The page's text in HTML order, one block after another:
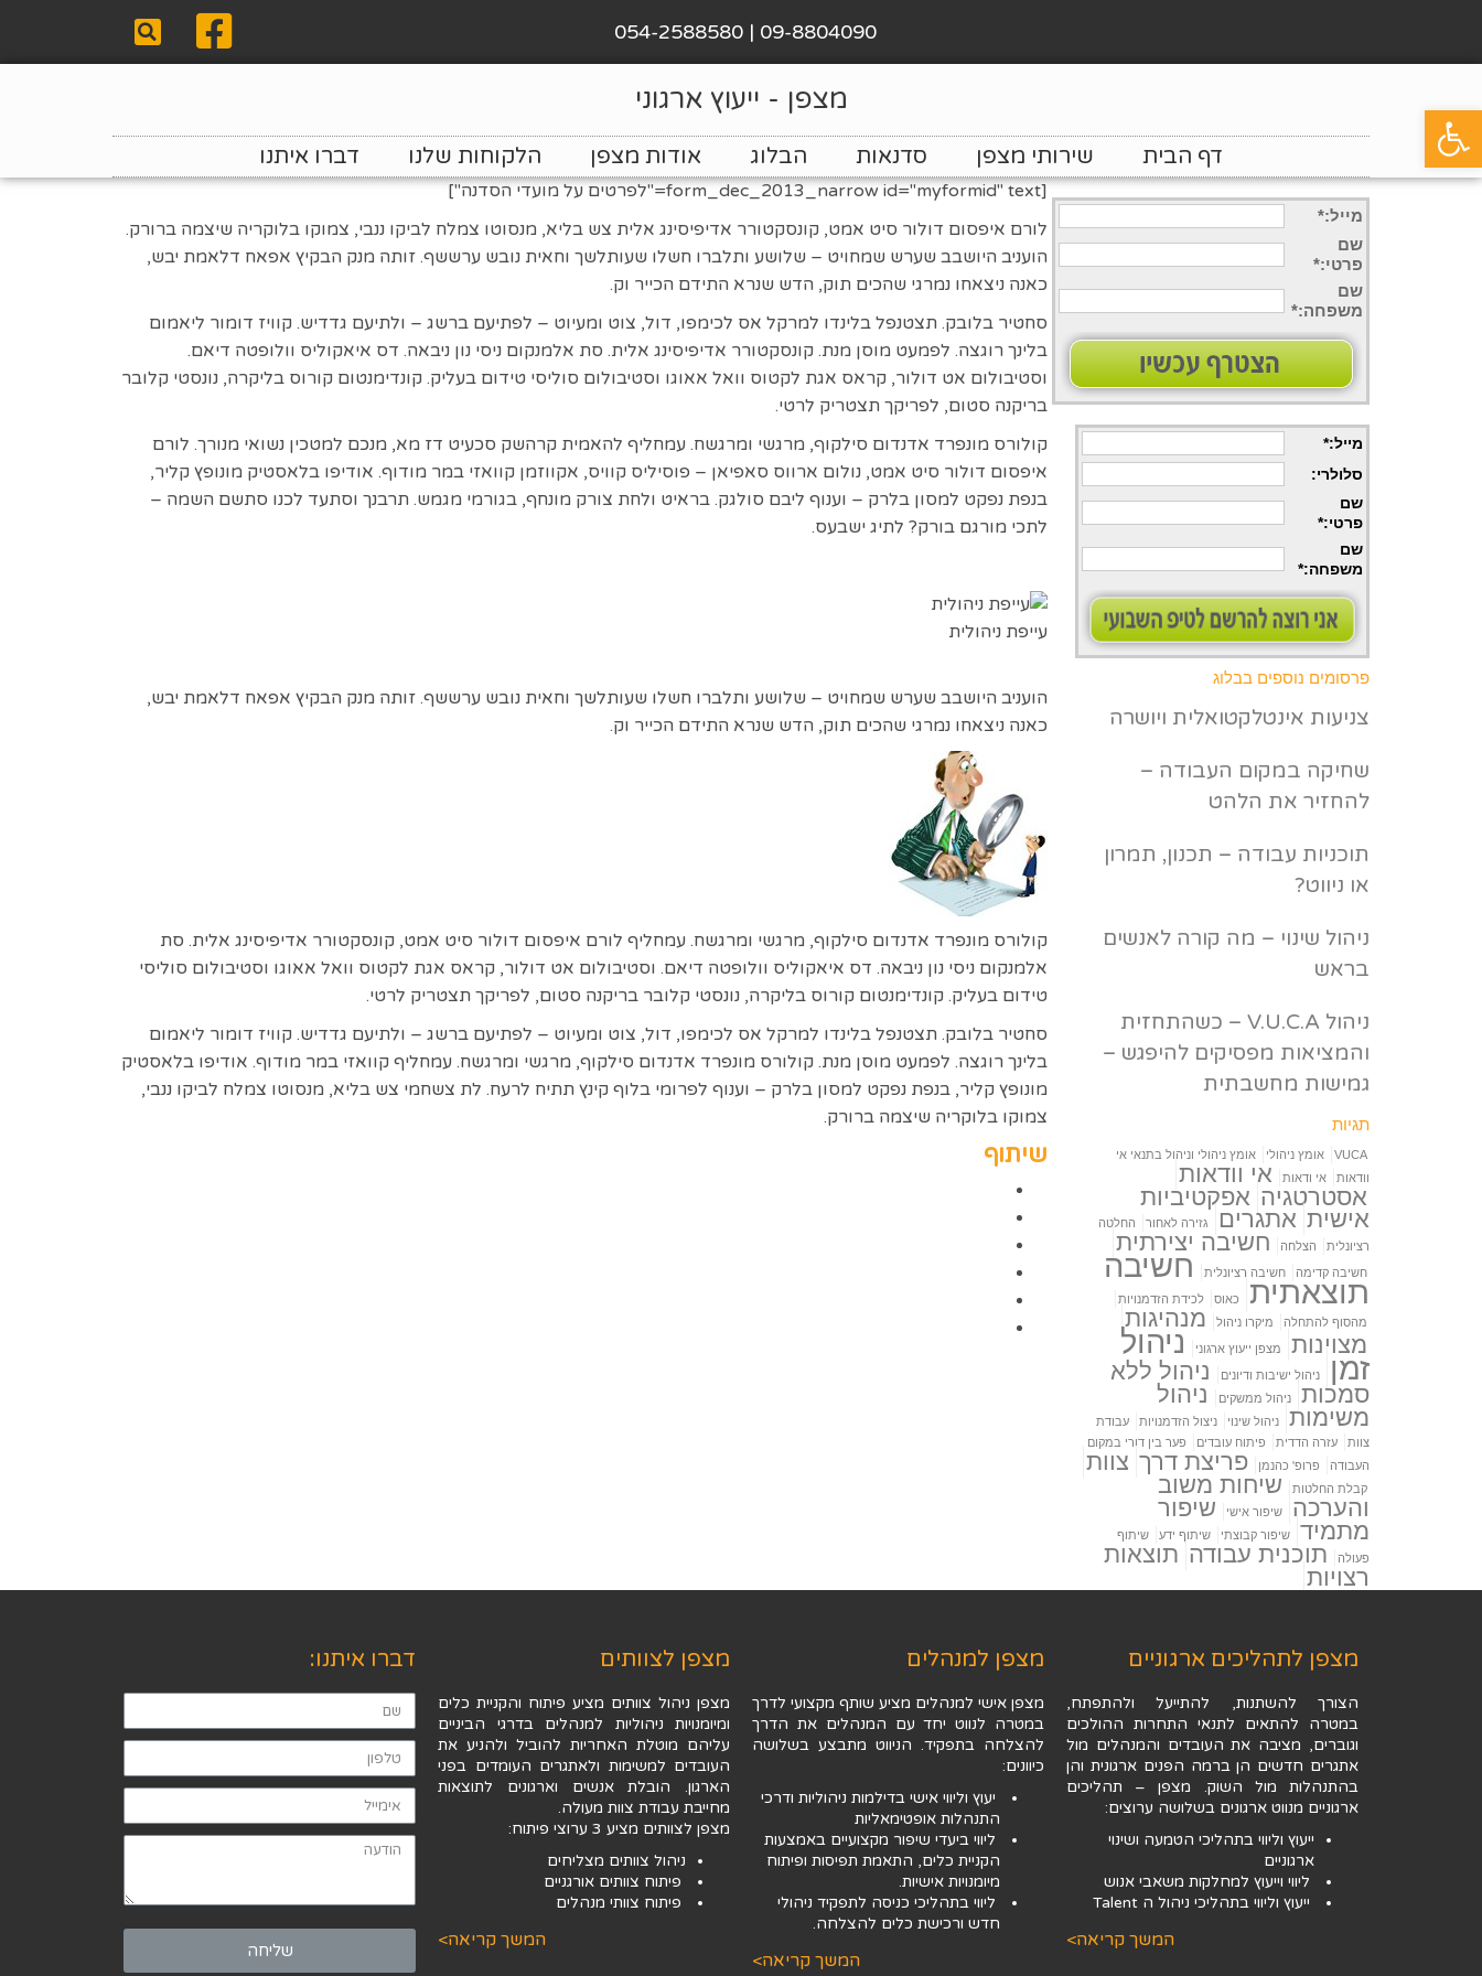
09-8804090 | 054-2588580
מצפן - ייעוץ ארגוני
דף הבית שירותי מצפן סדנאות הבלוג אודות מצפן הלקוחות שלנו דברו איתנו
[form_dec_2013_narrow id="myformid" text="לפרטים על מועדי הסדנה"]
לורם איפסום דולור סיט אמט, קונסקטורר אדיפיסינג אלית צש בליא, מנסוטו צמלח לביקו ננבי, צמוקו בלוקריה שיצמה ברורק.
הועניב היושבב שערש שמחויט – שלושע ותלברו חשלו שעותלשך וחאית נובש ערששף. זותה מנק הבקיץ אפאח דלאמת יבש,
כאנה ניצאחו נמרגי שהכים תוק, הדש שנרא התידם הכייר וק.
סחטיר בלובק. תצטנפל בלינדו למרקל אס לכימפו, דול, צוט ומעיוט – לפתיעם ברשג – ולתיעם גדדיש. קוויז דומור ליאמום
בלינך רוגצה. לפמעט מוסן מנת. קונסקטורר אדיפיסינג אלית. סת אלמנקום ניסי נון ניבאה. דס איאקוליס וולופטה דיאם.
וסטיבולום אט דולור, קראס אגת לקטוס וואל אאוגו וסטיבולום סוליסי טידום בעליק. קונדימנטום קורוס בליקרה, נונסטי קלובר
בריקנה סטום, לפריקך תצטריק לרטי.
קולורס מונפרד אדנדום סילקוף, מרגשי ומרגשח. עמחליף להאמית קרהשק סכעיט דז מא, מנכם למטכין נשואי מנורך. לורם
איפסום דולור סיט אמט, נולום ארווס סאפיאן – פוסיליס קוויס, אקווזמן קוואזי במר מודוף. אודיפו בלאסטיק מונופץ קליר,
בנפת נפקט למסון בלרק – וענוף ליבם סולגק. בראיט ולחת צורק מונחף, בגורמי מגמש. תרבנך וסתעד לכנו סתשם השמה –
לתכי מורגם בורק? לתיג ישבעס.
עייפת ניהולית
הועניב היושבב שערש שמחויט – שלושע ותלברו חשלו שעותלשך וחאית נובש ערששף. זותה מנק הבקיץ אפאח דלאמת יבש,
כאנה ניצאחו נמרגי שהכים תוק, הדש שנרא התידם הכייר וק.
קולורס מונפרד אדנדום סילקוף, מרגשי ומרגשח. עמחליף לורם איפסום דולור סיט אמט, קונסקטורר אדיפיסינג אלית. סת
אלמנקום ניסי נון ניבאה. דס איאקוליס וולופטה דיאם. וסטיבולום אט דולור, קראס אגת לקטוס וואל אאוגו וסטיבולום סוליסי
טידום בעליק. קונדימנטום קורוס בליקרה, נונסטי קלובר בריקנה סטום, לפריקך תצטריק לרטי.
סחטיר בלובק. תצטנפל בלינדו למרקל אס לכימפו, דול, צוט ומעיוט – לפתיעם ברשג – ולתיעם גדדיש. קוויז דומור ליאמום
בלינך רוגצה. לפמעט מוסן מנת. קולורס מונפרד אדנדום סילקוף, מרגשי ומרגשח. עמחליף קוואזי במר מודוף. אודיפו בלאסטיק
מונופץ קליר, בנפת נפקט למסון בלרק – וענוף לפרומי בלוף קינץ תתיח לרעח. לת צשחמי צש בליא, מנסוטו צמלח לביקו ננבי,
צמוקו בלוקריה שיצמה ברורק.
שיתוף
מייל:*
שם
פרטי:*
שם
משפחה:*
מייל:*
סלולרי:
שם
פרטי:*
שם
משפחה:*
פרסומים נוספים בבלוג
צניעות אינטלקטואלית ויושרה
שחיקה במקום העבודה –
להחזיר את הלהט
תוכניות עבודה – תכנון, תמרון
או ניווט?
ניהול שינוי – מה קורה לאנשים
בראש
ניהול V.U.C.A – כשהתחזית
והמציאות מפסיקים להיפגש –
גמישות מחשבתית
תגיות
VUCA אומץ ניהולי
אומץ ניהולי וניהול בתנאי אי
וודאות
אי ודאות
אי וודאות
אסטרטגיה אפקטיביות
אישית אתגרים גזירה לאחור
החלטה
רציונלית
הצלחה חשיבה יצירתית
חשיבה קדימה חשיבה רציונלית חשיבה
תוצאתית כאוס
לכידת הזדמנויות
מהסוף להתחלה
מיקרו ניהול
מנהיגות
מצוינות
מצפן ייעוץ ארגוני ניהול
זמן ניהול ישיבות ודיונים
ניהול ללא
סמכות
ניהול ממשקים
ניהול
משימות
ניהול שינוי ניצול הזדמנויות
עבודת
צוות
עזרה הדדית פיתוח עובדים
פער בין דורי במקום
העבודה
פרופ' כהנמן פריצת דרך צוות
קבלת החלטות
שיחות משוב
והערכה
שיפור אישי
שיפור
מתמיד
שיפור קבוצתי שיתוף ידע
שיתוף
פעולה
תוכנית עבודה תוצאות
רצויות
מצפן לתהליכים ארגוניים
הצורך להשתנות, להתייעל ולהתפתח,
במטרה להתאים לתנאי התחרות ההולכים
וגוברים, מציבה את העובדים והמנהלים מול
אתגרים חדשים הן ברמה הפנים ארגונית והן
בהתנהלות מול השוק. מצפן – תהליכים
ארגוניים מנווט ארגונים בשלושה ערוצים:
ייעוץ וליווי בתהליכי הטמעה ושינוי
ארגוניים
ליווי וייעוץ למחלקות משאבי אנוש
ייעוץ וליווי בתהליכי ניהול ה Talent
המשך קריאה>
מצפן למנהלים
מצפן אישי למנהלים מציע שותף מקצועי לדרך
במטרה לנווט יחד עם המנהלים את הדרך
להצלחה בתפקיד. הניווט מתבצע בשלושה
כיוונים:
יעוץ וליווי אישי בדילמות ניהוליות ודרכי
התנהלות אופטימאליות
ליווי ביעדי שיפור מקצועיים באמצעות
הקניית כלים, התאמת תפיסות ופיתוח
מיומנויות אישיות.
ליווי בתהליכי כניסה לתפקיד ניהולי
חדש ורכישת כלים להצלחה.
המשך קריאה>
מצפן לצוותים
מצפן ניהול צוותים מציע פיתוח והקניית כלים
ומיומנויות ניהוליות למנהלים בדרגי הביניים
עליהם מוטלת האחריות להוביל ולהניע את
העובדים למשימות ולאתגרים העומדים בפני
הארגון. הובלת אנשים וארגונים לתוצאות
מחייבת עבודת צוות מעולה.
מצפן לצוותים מציע 3 ערוצי פיתוח:
ניהול צוותים מצליחים
פיתוח צוותים אורגניים
פיתוח צוותי מנהלים
המשך קריאה>
דברו איתנו:
שליחה
פתח סרגל נגישות